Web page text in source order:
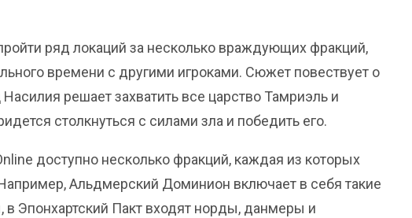
ряд локаций за несколько враждующих фракций,
времени с другими игроками. Сюжет повествует о
решает захватить все царство Тамриэль и
столкнуться с силами зла и победить его.
доступно несколько фракций, каждая из которых
Альдмерский Доминион включает в себя такие
Эпонхартский Пакт входят норды, данмеры и